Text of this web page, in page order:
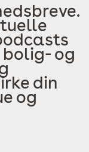
bolig- og
din
og